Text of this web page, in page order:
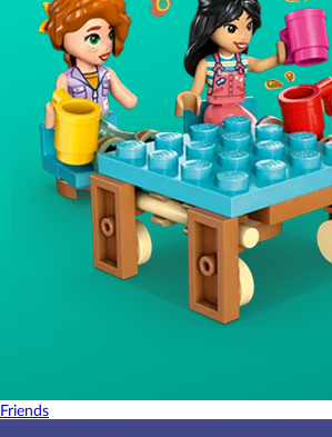
Friends